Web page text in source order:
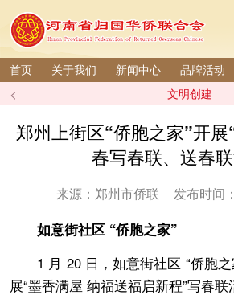
首页 关于我们 新闻中心 品牌活动
< 文明创建
郑州上街区“侨胞之家”开展
春写春联、送春
来源：郑州市侨联 发布时间
如意街社区 “侨胞之家”
1 月 20 日，如意街社区 “侨胞之
展“墨香满屋 纳福送福启新程”写春联